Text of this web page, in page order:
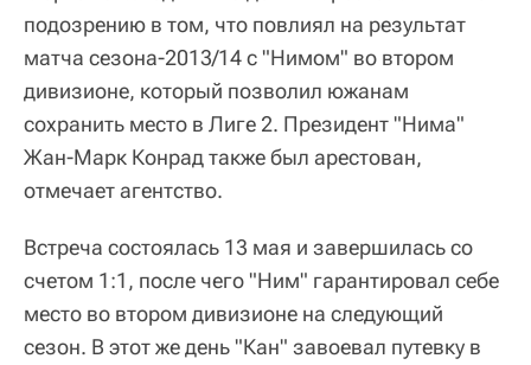
подозрению в том, что повлиял на результат
матча сезона-2013/14 с "Нимом" во втором
дивизионе, который позволил южанам
сохранить место в Лиге 2. Президент "Нима"
Жан-Марк Конрад также был арестован,
отмечает агентство.
Встреча состоялась 13 мая и завершилась со
счетом 1:1, после чего "Ним" гарантировал себе
место во втором дивизионе на следующий
сезон. В этот же день "Кан" завоевал путевку в